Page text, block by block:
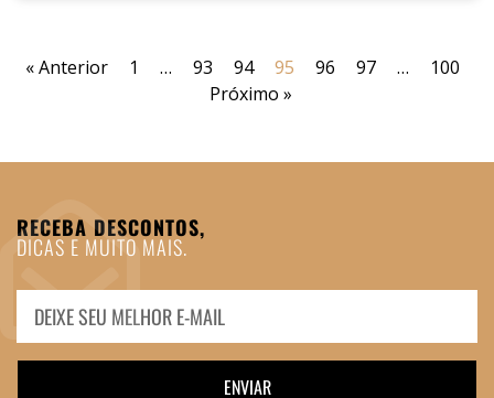
« Anterior 1 … 93 94 95 96 97 …
100
Próximo »
RECEBA DESCONTOS,
DICAS E MUITO MAIS.
ENVIAR